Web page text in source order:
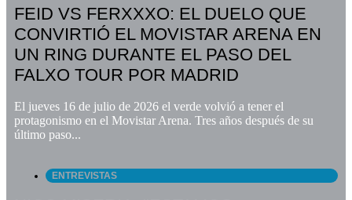
FEID VS FERXXXO: EL DUELO QUE
CONVIRTIÓ EL MOVISTAR ARENA EN
UN RING DURANTE EL PASO DEL
FALXO TOUR POR MADRID
El jueves 16 de julio de 2026 el verde volvió a tener el
protagonismo en el Movistar Arena. Tres años después de su
último paso...
ENTREVISTAS